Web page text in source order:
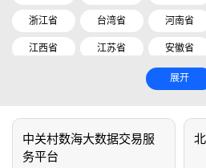
浙江省 台湾省 河南省
江西省 江苏省 安徽省
云南省
展开
中关村数海大数据交易服
务平台